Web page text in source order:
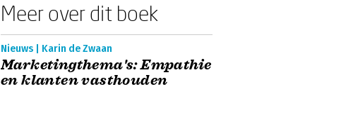
Meer over dit boek
Nieuws | Karin de Zwaan
Marketingthema's: Empathie
en klanten vasthouden